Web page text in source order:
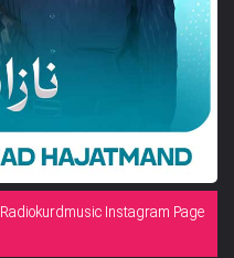
Radiokurdmusic Instagram Page